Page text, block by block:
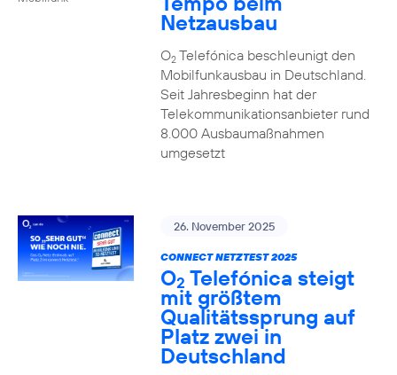
Netzausbau
O2Telefónica beschleunigt den
Mobilfunkausbau in Deutschland.
Seit Jahresbeginn hat der
Telekommunikationsanbieter rund
8.000 Ausbaumaßnahmen
umgesetzt
26. November 2025
CONNECT NETZTEST 2025
O2 Telefónica steigt
mit größtem
Qualitätssprung auf
Platz zwei in
Deutschland